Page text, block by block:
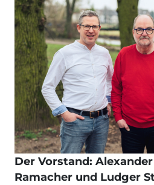
Der Vorstand:
Ramacher und Ludger